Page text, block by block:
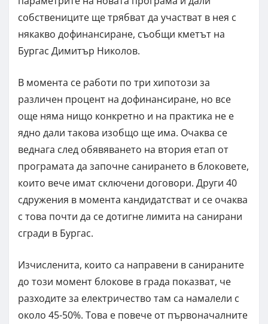
собствениците ще трябват да участват в нея с
някакво дофинансиране, съобщи кметът на
Бургас Димитър Николов.
В момента се работи по три хипотози за
различен процент на дофинансиране, но все
още няма нищо конкретно и на практика не е
ядно дали такова изобщо ще има. Очаква се
веднага след обявяването на втория етап от
програмата да започне санирането в блоковете,
които вече имат сключени договори. Други 40
сдружения в момента кандидатстват и се очаква
с това почти да се дотигне лимита на санирани
сгради в Бургас.
Изчисленита, които са направени в санираните
до този момент блокове в града показват, че
разходите за електричество там са намалели с
около 45-50%. Това е повече от първоначалните